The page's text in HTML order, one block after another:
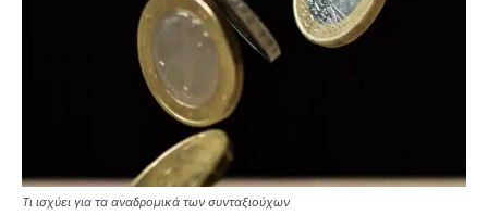
Τι ισχύει για τα αναδρομικά των συνταξιούχων